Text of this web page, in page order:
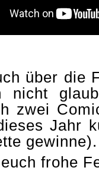
über die
nicht
zwei
Jahr
frohe